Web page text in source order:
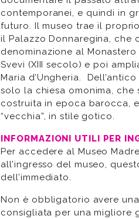
contemporanei, e quindi in
futuro. Il museo trae il
il Palazzo Donnaregina, che
denominazione al
Svevi (XIII secolo) e poi
Maria d’Ungheria.
solo la chiesa omonima, che
costruita in epoca barocca,
“vecchia”, in stile gotico.
INFORMAZIONI UTILI PER
Per accedere al Museo
all’ingresso del museo,
dell’immediato.
Non è obbligatorio avere
consigliata per una migliore